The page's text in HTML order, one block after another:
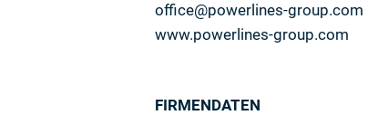
office@powerlines-group.com
www.powerlines-group.com
FIRMENDATEN